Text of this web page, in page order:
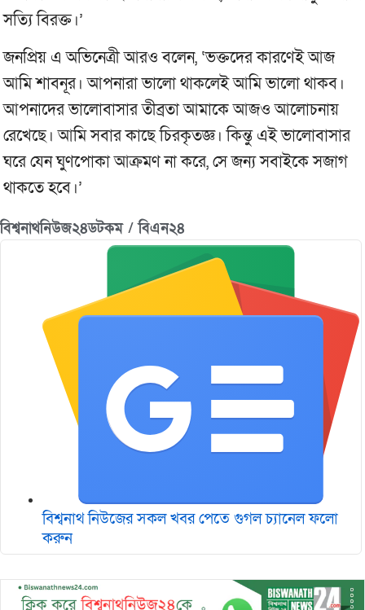
সত্যি বিরক্ত।’
জনপ্রিয় এ অভিনেত্রী আরও বলেন, ‘ভক্তদের কারণেই আজ
আমি শাবনূর। আপনারা ভালো থাকলেই আমি ভালো থাকব।
আপনাদের ভালোবাসার তীব্রতা আমাকে আজও আলোচনায়
রেখেছে। আমি সবার কাছে চিরকৃতজ্ঞ। কিন্তু এই ভালোবাসার
ঘরে যেন ঘুণপোকা আক্রমণ না করে, সে জন্য সবাইকে সজাগ
থাকতে হবে।’
বিশ্বনাথনিউজ২৪ডটকম / বিএন২৪
বিশ্বনাথ নিউজের সকল খবর পেতে গুগল চ‌্যানেল ফলো
করুন